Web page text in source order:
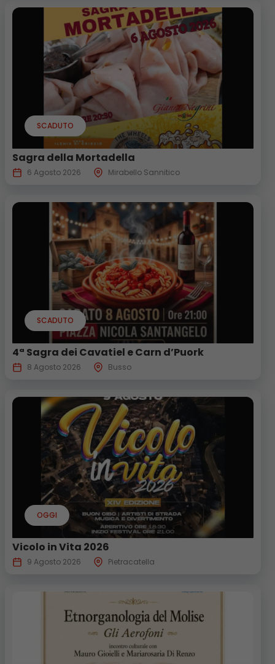
SCADUTO
Sagra della Mortadella
6 Agosto 2026 Mirabello Sannitico
SCADUTO
4ª Sagra dei Cavatiel e Carn d’Puork
8 Agosto 2026 Busso
OGGI
Vicolo in Vita 2026
9 Agosto 2026 Pietracatella